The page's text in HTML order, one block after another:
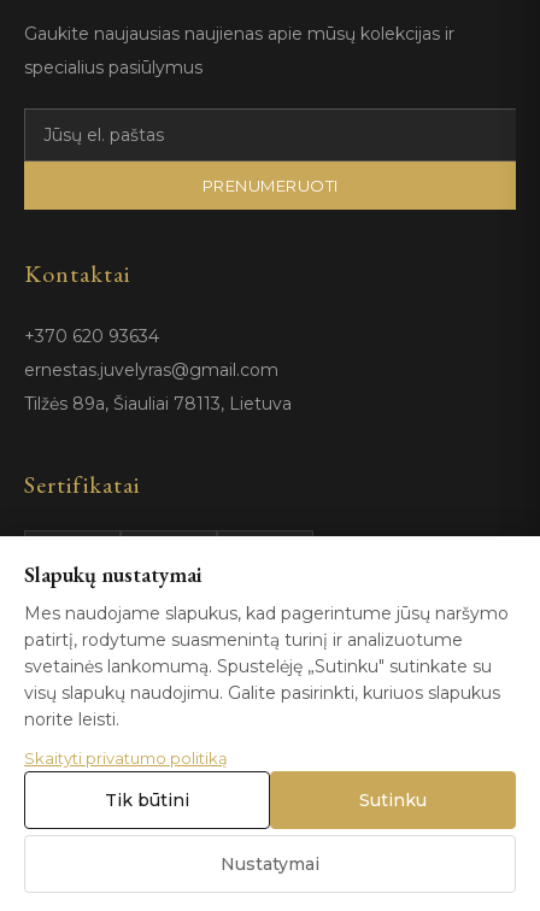
Gaukite naujausias naujienas apie mūsų kolekcijas ir
specialius pasiūlymus
PRENUMERUOTI
Kontaktai
+370 620 93634
ernestas.juvelyras@gmail.com
Tilžės 89a, Šiauliai 78113, Lietuva
Sertifikatai
GIA
Certified
ISO 9001
© 2026 Blizga.lt. Visos teisės saugomos. |
Slapukų nustatymai
Mes naudojame slapukus, kad pagerintume jūsų naršymo
patirtį, rodytume suasmenintą turinį ir analizuotume
svetainės lankomumą. Spustelėję „Sutinku" sutinkate su
visų slapukų naudojimu. Galite pasirinkti, kuriuos slapukus
norite leisti.
Skaityti privatumo politiką
Nustatymai
Tik būtini Sutinku